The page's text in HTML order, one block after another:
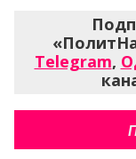
Telegram,